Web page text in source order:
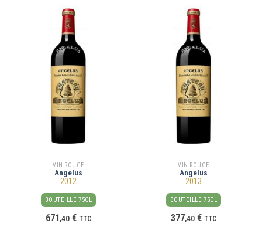
VIN ROUGE
Angelus
2012
BOUTEILLE 75CL
671 ,40 € TTC
VIN ROUGE
Angelus
2013
BOUTEILLE 75CL
377,40 € TTC